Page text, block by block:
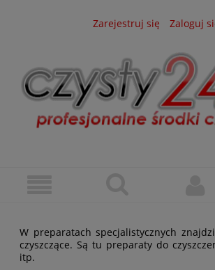
Zarejestruj się Zaloguj
W preparatach specjalistycznych
czyszczące. Są tu preparaty do
itp.